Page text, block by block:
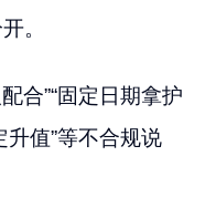
。
合”“固定日期拿护
升值”等不合规说